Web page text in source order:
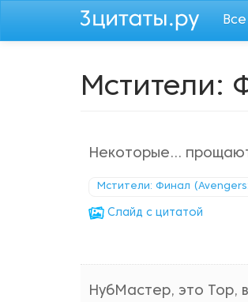
Мстители:
Некоторые...
Мстители: Финал
Cлайд с цитатой
НубМастер, это Тор,